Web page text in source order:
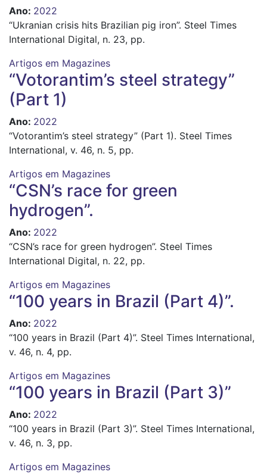
Ano: 2022
“Ukranian crisis hits Brazilian pig iron”. Steel Times
International Digital, n. 23, pp.
Artigos em Magazines
“Votorantim’s steel strategy”
(Part 1)
Ano: 2022
“Votorantim’s steel strategy” (Part 1). Steel Times
International, v. 46, n. 5, pp.
Artigos em Magazines
“CSN’s race for green
hydrogen”.
Ano: 2022
“CSN’s race for green hydrogen”. Steel Times
International Digital, n. 22, pp.
Artigos em Magazines
“100 years in Brazil (Part 4)”.
Ano: 2022
“100 years in Brazil (Part 4)”. Steel Times International,
v. 46, n. 4, pp.
Artigos em Magazines
“100 years in Brazil (Part 3)”
Ano: 2022
“100 years in Brazil (Part 3)”. Steel Times International,
v. 46, n. 3, pp.
Artigos em Magazines